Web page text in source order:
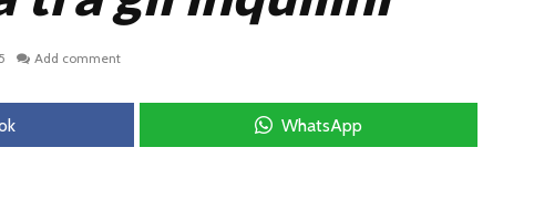
Add comment
WhatsApp